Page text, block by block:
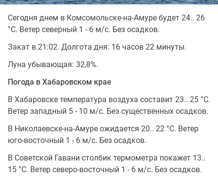
Сегодня днем в Комсомольске-на-Амуре будет 24.. 26
°C. Ветер северный 1 - 6 м/с. Без осадков.
Закат в 21:02. Долгота дня: 16 часов 22 минуты.
Луна убывающая: 32,8%.
Погода в Хабаровском крае
В Хабаровске температура воздуха составит 23.. 25 °C.
Ветер западный 5 - 10 м/с. Без существенных осадков.
В Николаевске-на-Амуре ожидается 20.. 22 °C. Ветер
юго-восточный 1 - 6 м/с. Без осадков.
В Советской Гавани столбик термометра покажет 13..
15 °C. Ветер северо-восточный 1 - 6 м/с. Без осадков.